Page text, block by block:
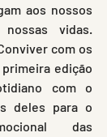
aos nossos
vidas.
com os
edição
com o
deles para o
das